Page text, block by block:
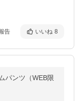
告 いいね 8
パンツ（WEB限